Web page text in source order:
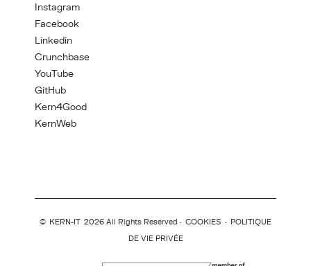
Instagram
Facebook
Linkedin
Crunchbase
YouTube
GitHub
Kern4Good
KernWeb
© KERN-IT 2026 All Rights Reserved · COOKIES · POLITIQUE
DE VIE PRIVÉE